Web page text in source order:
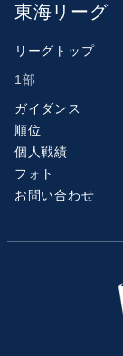
東海リーグ
リーグトップ
1部
ガイダンス
順位
個人戦績
フォト
お問い合わせ